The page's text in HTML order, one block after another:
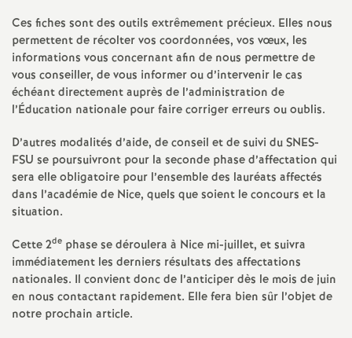
s
e
i
g
n
e
m
Ces fiches sont des outils extrêmement précieux. Elles nous
permettent de récolter vos coordonnées, vos vœux, les
informations vous concernant afin de nous permettre de
vous conseiller, de vous informer ou d’intervenir le cas
échéant directement auprès de l’administration de
l’Éducation nationale pour faire corriger erreurs ou oublis.
D’autres modalités d’aide, de conseil et de suivi du SNES-
FSU se poursuivront pour la seconde phase d’affectation qui
sera elle obligatoire pour l’ensemble des lauréats affectés
dans l’académie de Nice, quels que soient le concours et la
situation.
Cette 2de phase se déroulera à Nice mi-juillet, et suivra
immédiatement les derniers résultats des affectations
nationales. Il convient donc de l’anticiper dès le mois de juin
en nous contactant rapidement. Elle fera bien sûr l’objet de
notre prochain article.